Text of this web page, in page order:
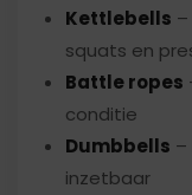
Kettlebells
squats en
Battle ropes
conditie
Dumbbells –
inzetbaar